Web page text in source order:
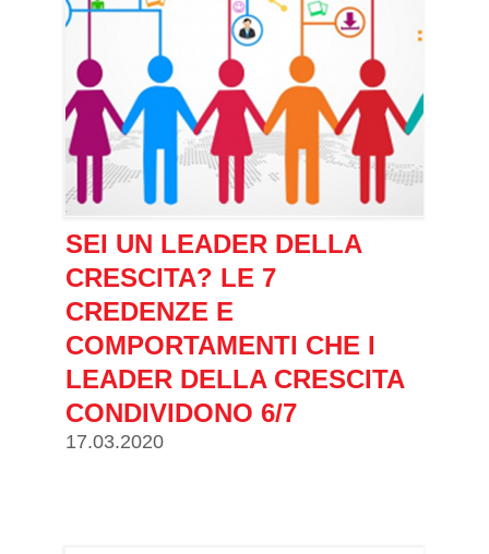
SEI UN LEADER DELLA
CRESCITA? LE 7
CREDENZE E
COMPORTAMENTI CHE I
LEADER DELLA CRESCITA
CONDIVIDONO 6/7
17.03.2020